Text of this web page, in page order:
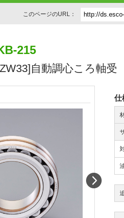
このページのURL：
215
自動調心ころ軸受
仕